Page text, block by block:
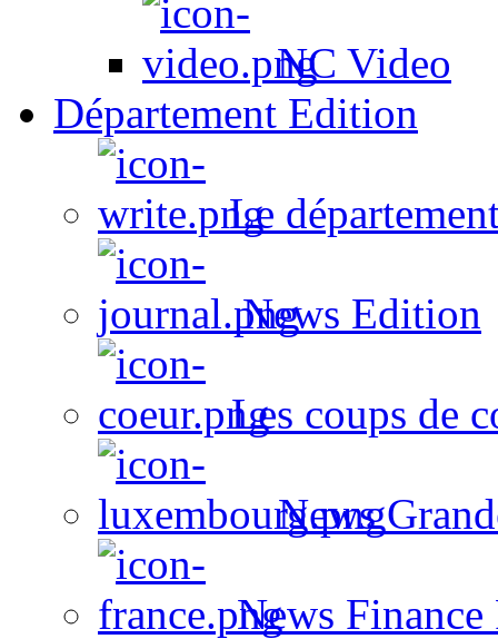
NC Video
Département Edition
Le
News Edition
Les coups de
News
News Finance